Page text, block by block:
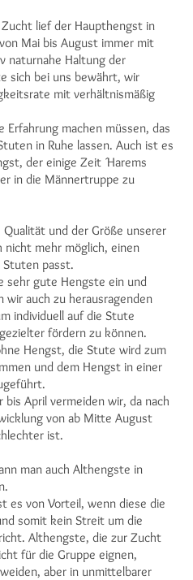
lief der Haupthengst in
Mai bis August immer mit
naturnahe Haltung der
sich bei uns bewährt, wir
mit verhältnismäßig
Erfahrung machen müssen, das
in Ruhe lassen. Auch ist es
der einige Zeit ´Harems
in die Männertruppe zu
und der Größe unserer
mehr möglich, einen
Stuten passt.
sehr gute Hengste ein und
auch zu herausragenden
individuell auf die Stute
fördern zu können.
Hengst, die Stute wird zum
und dem Hengst in einer
April vermeiden wir, da nach
von ab Mitte August
ist.
man auch Althengste in
es von Vorteil, wenn diese die
somit kein Streit um die
Althengste, die zur Zucht
für die Gruppe eignen,
aber in unmittelbarer